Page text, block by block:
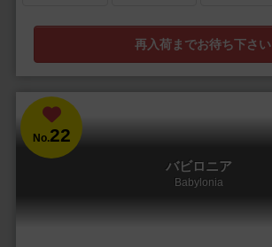
再入荷までお待ち下さい
No.22
バビロニア
Babylonia